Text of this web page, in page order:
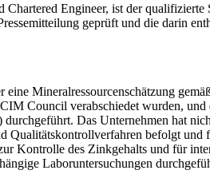
Engineer, ist der
geprüft und die darin
Mineralressourcenschätzung
Council verabschiedet wurden,
Das Unternehmen hat
Qualitätskontrollverfahren befolgt
Kontrolle des Zinkgehalts und für
Laboruntersuchungen